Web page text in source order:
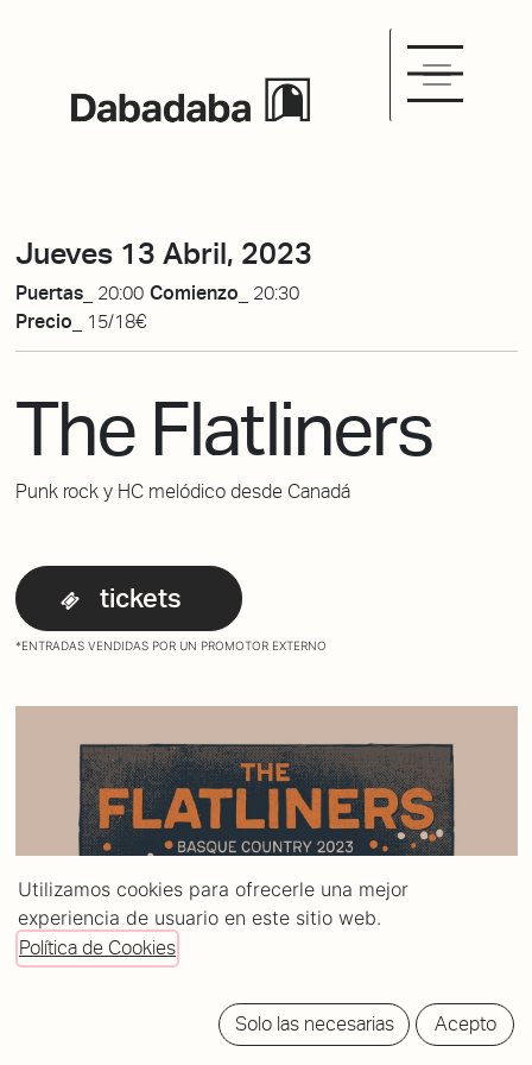
Jueves 13 Abril, 2023
Puertas_ 20:00 Comienzo_ 20:30
Precio_
15/18€
The Flatliners
Punk rock y HC melódico desde Canadá
tickets
*ENTRADAS VENDIDAS POR UN PROMOTOR EXTERNO
Utilizamos cookies para ofrecerle una mejor
experiencia de usuario en este sitio web.
Política de Cookies
Solo las necesarias Acepto